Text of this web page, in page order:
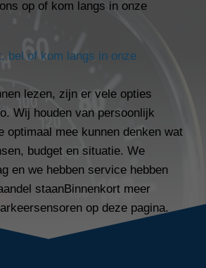
op of kom langs in onze
bel of kom langs in onze
lezen, zijn er vele opties
Wij houden van persoonlijk
optimaal mee kunnen denken wat
budget en situatie. We
en we hebben service hebben
staanBinnenkort meer
op deze pagina.